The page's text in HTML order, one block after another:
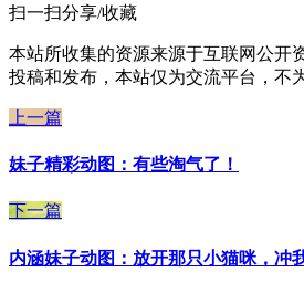
扫一扫分享/收藏
本站所收集的资源来源于互联网公开
投稿和发布，本站仅为交流平台，不
上一篇
妹子精彩动图：有些淘气了！
下一篇
内涵妹子动图：放开那只小猫咪，冲